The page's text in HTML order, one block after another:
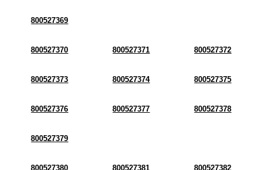
800527369
800527370 800527371 800527372
800527373 800527374 800527375
800527376 800527377 800527378
800527379
800527380 800527381 800527382